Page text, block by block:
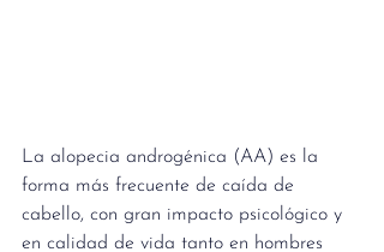
La alopecia androgénica (AA) es la
forma más frecuente de caída de
cabello, con gran impacto psicológico y
en calidad de vida tanto en hombres